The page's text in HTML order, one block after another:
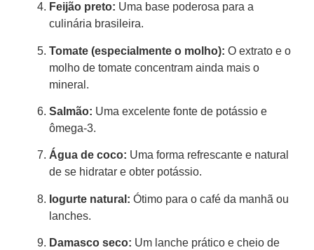
Feijão preto: Uma base poderosa para a
culinária brasileira.
Tomate (especialmente o molho): O extrato e o
molho de tomate concentram ainda mais o
mineral.
Salmão: Uma excelente fonte de potássio e
ômega-3.
Água de coco: Uma forma refrescante e natural
de se hidratar e obter potássio.
Iogurte natural: Ótimo para o café da manhã ou
lanches.
Damasco seco: Um lanche prático e cheio de